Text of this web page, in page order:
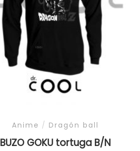
Anime / Dragón ball
BUZO GOKU tortuga B/N